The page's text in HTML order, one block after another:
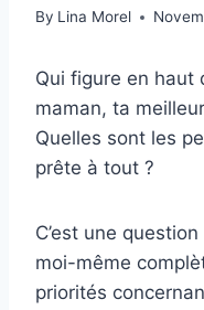
By Lina Morel
Qui figure en haut
maman, ta
Quelles sont les
prête à tout ?
C’est une
moi-même
priorités